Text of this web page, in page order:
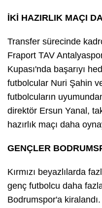
İKİ HAZIRLIK MAÇI
Transfer sürecinde
Fraport TAV
Kupası'nda başarıyı
futbolcular Nuri Şahin
futbolcuların
direktör Ersun Yanal,
hazırlık maçı daha
GENÇLER
Kırmızı beyazlılarda
genç futbolcu daha
Bodrumspor'a